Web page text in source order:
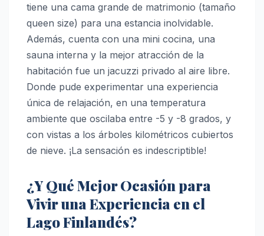
tiene una cama grande de matrimonio (tamaño
queen size) para una estancia inolvidable.
Además, cuenta con una mini cocina, una
sauna interna y la mejor atracción de la
habitación fue un jacuzzi privado al aire libre.
Donde pude experimentar una experiencia
única de relajación, en una temperatura
ambiente que oscilaba entre -5 y -8 grados, y
con vistas a los árboles kilométricos cubiertos
de nieve. ¡La sensación es indescriptible!
¿Y Qué Mejor Ocasión para
Vivir una Experiencia en el
Lago Finlandés?